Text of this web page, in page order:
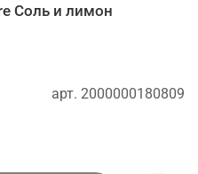
арт. 2000000180809
Соль и лимон